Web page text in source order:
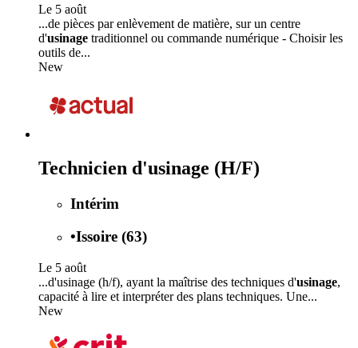
Le 5 août
...de pièces par enlèvement de matière, sur un centre
d'usinage traditionnel ou commande numérique - Choisir les
outils de...
New
Technicien d'usinage (H/F)
Intérim
•Issoire (63)
Le 5 août
...d'usinage (h/f), ayant la maîtrise des techniques d'usinage,
capacité à lire et interpréter des plans techniques. Une...
New